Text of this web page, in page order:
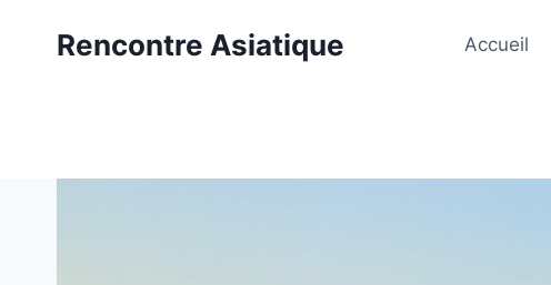
Rencontre Asiatique Accueil